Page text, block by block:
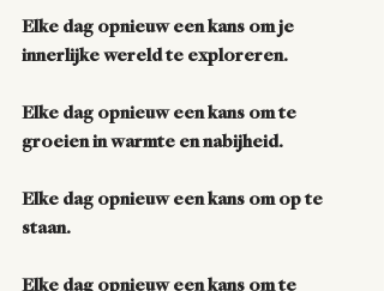
Elke dag opnieuw een kans om je
innerlijke wereld te exploreren.
Elke dag opnieuw een kans om te
groeien in warmte en nabijheid.
Elke dag opnieuw een kans om op te
staan.
Elke dag opnieuw een kans om te